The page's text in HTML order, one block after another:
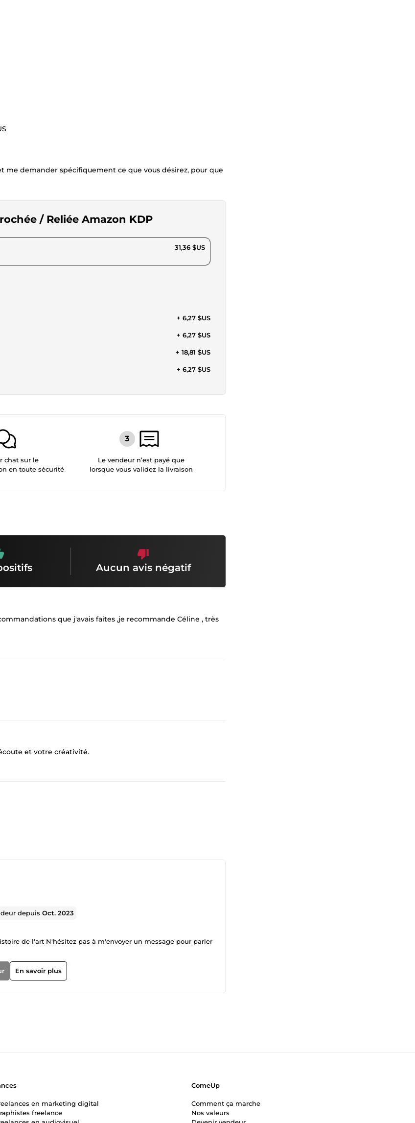
me demander spécifiquement ce que vous désirez, pour que
/ Reliée Amazon KDP
31,36 $US
+ 6,27 $US
+ 6,27 $US
+ 18,81 $US
+ 6,27 $US
chat sur le
en toute sécurité
Le vendeur n’est payé que
lorsque vous validez la livraison
Aucun avis négatif
que j'avais faites ,je recommande Céline , très
et votre créativité.
depuisOct. 2023
de l'art N'hésitez pas à m'envoyer un message pour parler
En savoir plus
en marketing digital
freelance
ComeUp
Comment ça marche
Nos valeurs